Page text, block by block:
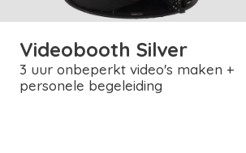
Videobooth Silver
3 uur onbeperkt video's maken +
personele begeleiding